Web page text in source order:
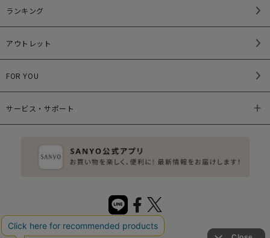
ランキング
アウトレット
FOR YOU
サービス・サポート